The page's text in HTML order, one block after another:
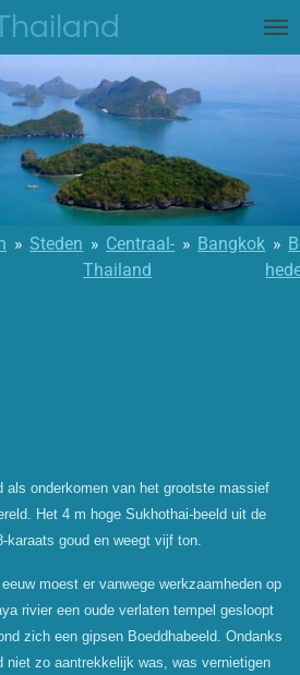
» Steden » Centraal-
Thailand
» Bangkok »
als onderkomen van het grootste massief
Het 4 m hoge Sukhothai-beeld uit de
karaats goud en weegt vijf ton.
moest er vanwege werkzaamheden op
rivier een oude verlaten tempel gesloopt
zich een gipsen Boeddhabeeld. Ondanks
niet zo aantrekkelijk was, was vernietigen